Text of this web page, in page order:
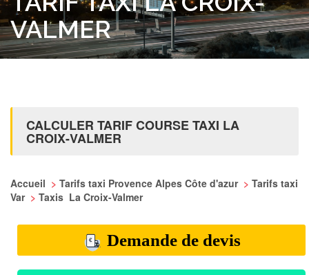
VALMER
CALCULER TARIF COURSE TAXI LA
CROIX-VALMER
Accueil > Tarifs taxi Provence Alpes Côte d'azur > Tarifs taxi
Var > Taxis La Croix-Valmer
Demande de devis